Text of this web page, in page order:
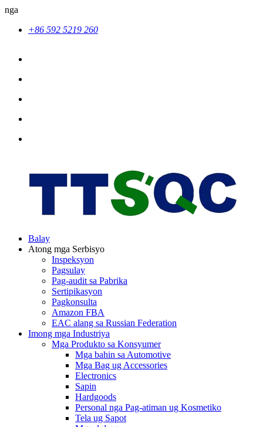
nga
+86 592 5219 260
Balay
Atong mga Serbisyo
Inspeksyon
Pagsulay
Pag-audit sa Pabrika
Sertipikasyon
Pagkonsulta
Amazon FBA
EAC alang sa Russian Federation
Imong mga Industriya
Mga Produkto sa Konsyumer
Mga bahin sa Automotive
Mga Bag ug Accessories
Electronics
Sapin
Hardgoods
Personal nga Pag-atiman ug Kosmetiko
Tela ug Sapot